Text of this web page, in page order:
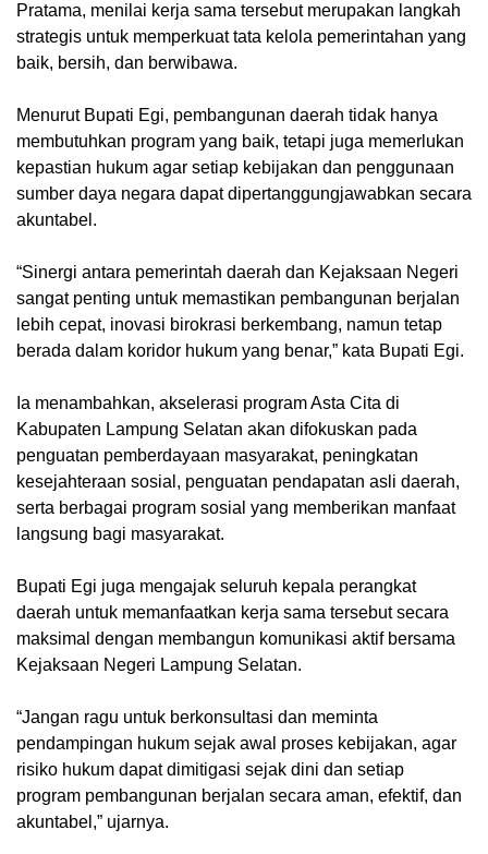
Pratama, menilai kerja sama tersebut merupakan langkah
strategis untuk memperkuat tata kelola pemerintahan yang
baik, bersih, dan berwibawa.
Menurut Bupati Egi, pembangunan daerah tidak hanya
membutuhkan program yang baik, tetapi juga memerlukan
kepastian hukum agar setiap kebijakan dan penggunaan
sumber daya negara dapat dipertanggungjawabkan secara
akuntabel.
“Sinergi antara pemerintah daerah dan Kejaksaan Negeri
sangat penting untuk memastikan pembangunan berjalan
lebih cepat, inovasi birokrasi berkembang, namun tetap
berada dalam koridor hukum yang benar,” kata Bupati Egi.
Ia menambahkan, akselerasi program Asta Cita di
Kabupaten Lampung Selatan akan difokuskan pada
penguatan pemberdayaan masyarakat, peningkatan
kesejahteraan sosial, penguatan pendapatan asli daerah,
serta berbagai program sosial yang memberikan manfaat
langsung bagi masyarakat.
Bupati Egi juga mengajak seluruh kepala perangkat
daerah untuk memanfaatkan kerja sama tersebut secara
maksimal dengan membangun komunikasi aktif bersama
Kejaksaan Negeri Lampung Selatan.
“Jangan ragu untuk berkonsultasi dan meminta
pendampingan hukum sejak awal proses kebijakan, agar
risiko hukum dapat dimitigasi sejak dini dan setiap
program pembangunan berjalan secara aman, efektif, dan
akuntabel,” ujarnya.